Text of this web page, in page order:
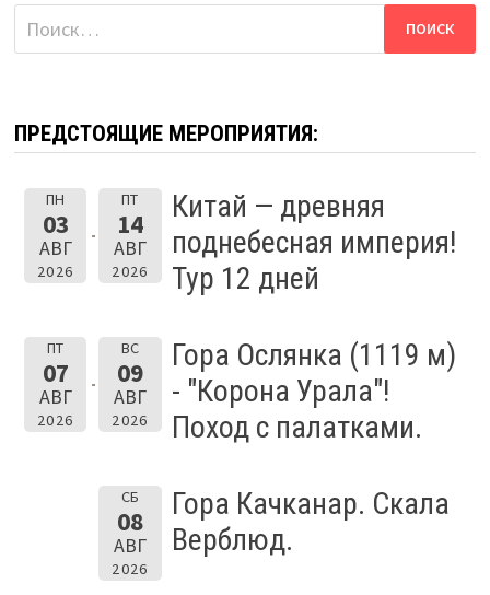
Найти:
ПРЕДСТОЯЩИЕ МЕРОПРИЯТИЯ:
ПН
03
АВГ
2026
ПТ
14
АВГ
2026
Китай — древняя
поднебесная империя!
Тур 12 дней
ПТ
07
АВГ
2026
ВС
09
АВГ
2026
Гора Ослянка (1119 м)
- "Корона Урала"!
Поход с палатками.
СБ
08
АВГ
2026
Гора Качканар. Скала
Верблюд.